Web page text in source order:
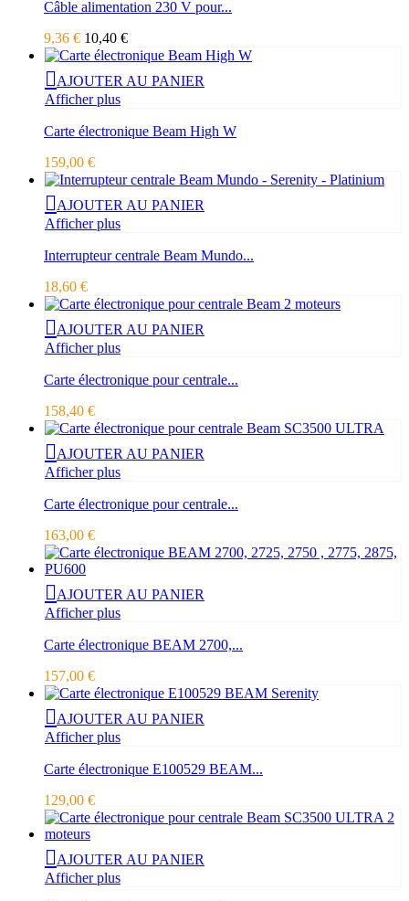
Câble alimentation 230 V pour...
9,36 € 10,40 €
AJOUTER AU PANIER
Afficher plus
Carte électronique Beam High W
159,00 €
AJOUTER AU PANIER
Afficher plus
Interrupteur centrale Beam Mundo...
18,60 €
AJOUTER AU PANIER
Afficher plus
Carte électronique pour centrale...
158,40 €
AJOUTER AU PANIER
Afficher plus
Carte électronique pour centrale...
163,00 €
AJOUTER AU PANIER
Afficher plus
Carte électronique BEAM 2700,...
157,00 €
AJOUTER AU PANIER
Afficher plus
Carte électronique E100529 BEAM...
129,00 €
AJOUTER AU PANIER
Afficher plus